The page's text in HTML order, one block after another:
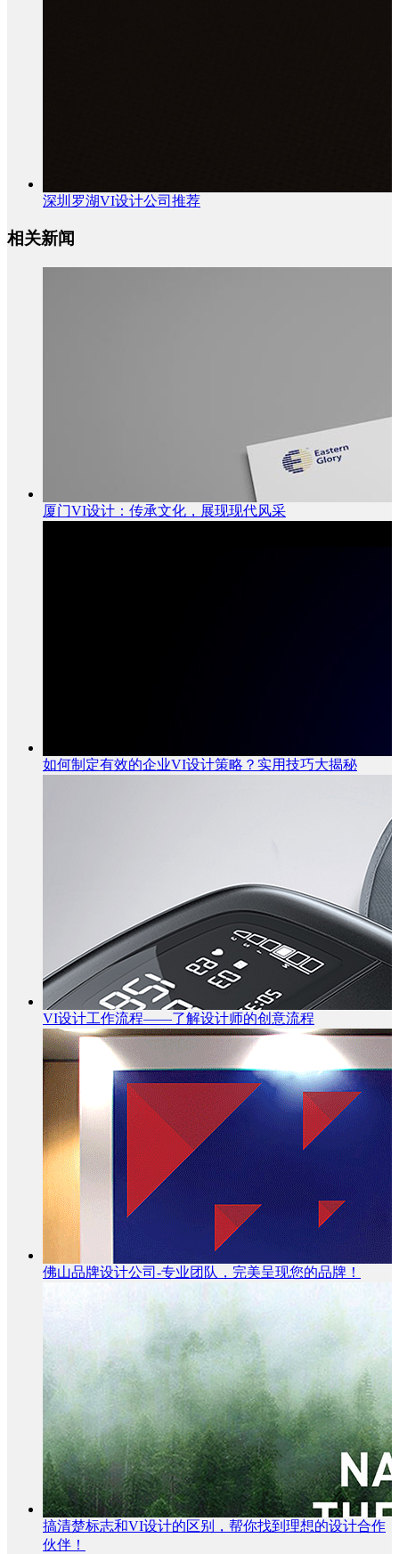
深圳罗湖VI设计公司推荐
相关新闻
厦门VI设计：传承文化，展现现代风采
如何制定有效的企业VI设计策略？实用技巧大揭秘
VI设计工作流程——了解设计师的创意流程
佛山品牌设计公司-专业团队，完美呈现您的品牌！
搞清楚标志和VI设计的区别，帮你找到理想的设计合作
伙伴！